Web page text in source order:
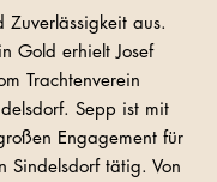
Zuverlässigkeit aus.
Gold erhielt Josef
Trachtenverein
Sepp ist mit
Engagement für
Sindelsdorf tätig. Von